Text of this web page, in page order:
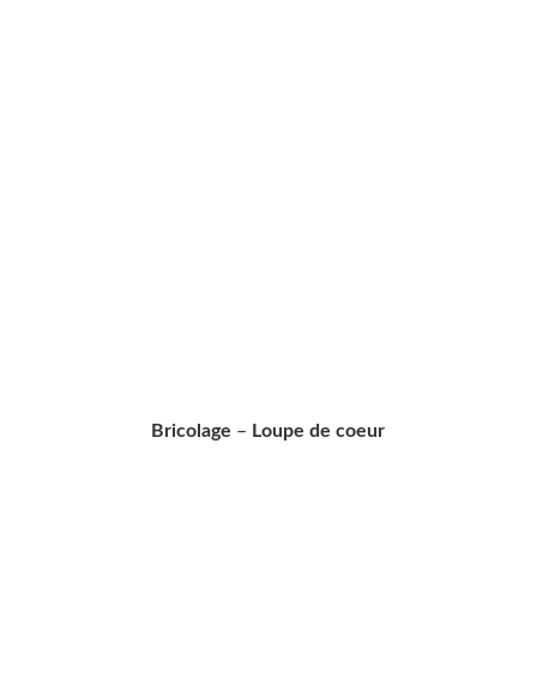
Bricolage – Loupe de coeur